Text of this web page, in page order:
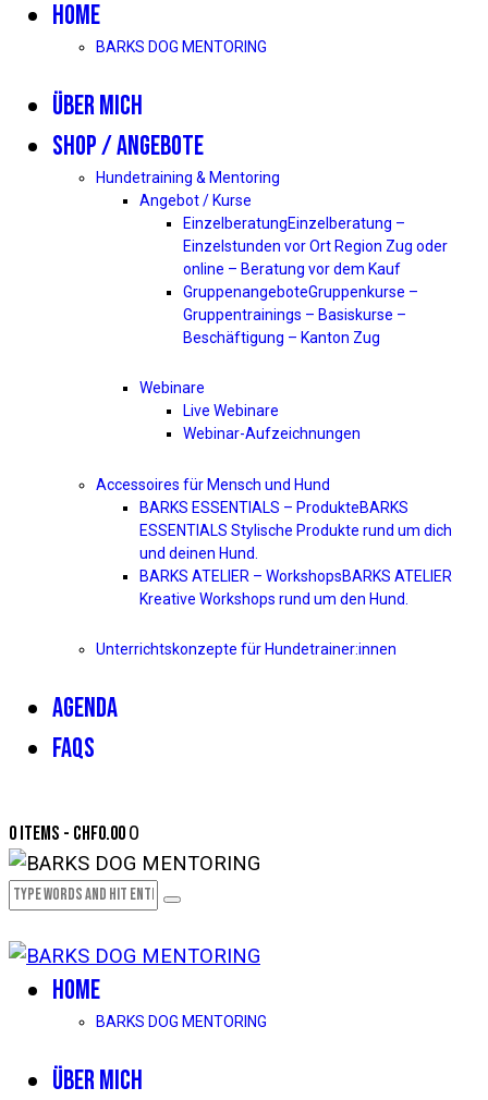
HOME
BARKS DOG MENTORING
ÜBER MICH
SHOP / ANGEBOTE
Hundetraining & Mentoring
Angebot / Kurse
EinzelberatungEinzelberatung –
Einzelstunden vor Ort Region Zug oder
online – Beratung vor dem Kauf
GruppenangeboteGruppenkurse –
Gruppentrainings – Basiskurse –
Beschäftigung – Kanton Zug
Webinare
Live Webinare
Webinar-Aufzeichnungen
Accessoires für Mensch und Hund
BARKS ESSENTIALS – ProdukteBARKS
ESSENTIALS Stylische Produkte rund um dich
und deinen Hund.
BARKS ATELIER – WorkshopsBARKS ATELIER
Kreative Workshops rund um den Hund.
Unterrichtskonzepte für Hundetrainer:innen
AGENDA
FAQS
0 items - CHF0.000
HOME
BARKS DOG MENTORING
ÜBER MICH